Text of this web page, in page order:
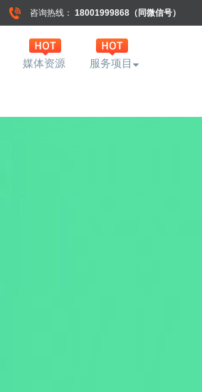
咨询热线： 18001999868（同微信号）
媒体资源 服务项目